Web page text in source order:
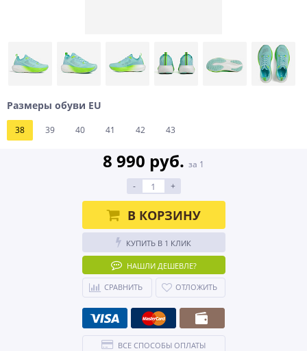
Размеры обуви EU
38 39 40 41 42 43
8 990 руб. за 1
-
+
В КОРЗИНУ
КУПИТЬ В 1 КЛИК
НАШЛИ ДЕШЕВЛЕ?
СРАВНИТЬ ОТЛОЖИТЬ
ВСЕ СПОСОБЫ ОПЛАТЫ